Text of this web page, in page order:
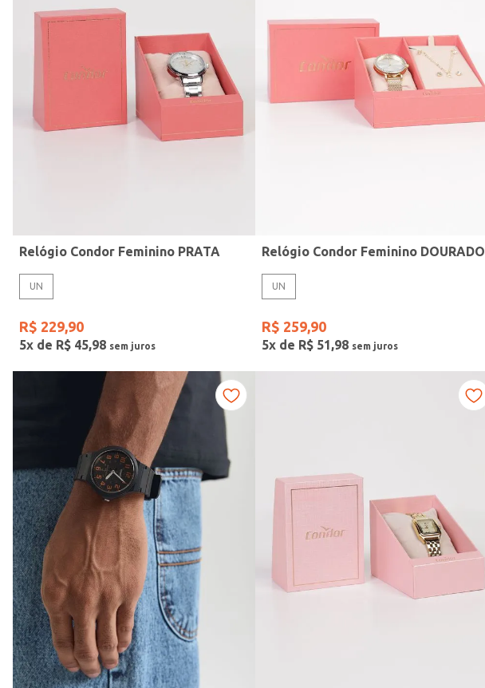
Modelo de Pulseira
Relógio Condor Feminino PRATA
UN
R$ 229,90
5x de R$ 45,98
Relógio Condor Feminino DOURADO
UN
R$ 259,90
5x de R$ 51,98